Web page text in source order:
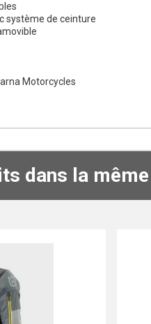
système de ceinture
Motorcycles
dans la